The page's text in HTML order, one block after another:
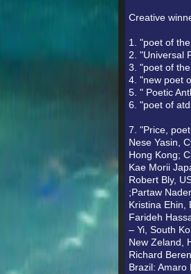
Creative
1. "poet of
2. "Universal
3. "poet of
4. "new poet
5. " Poetic
6. "poet of
7. "Price,
Nese Yasin,
Hong Kong;
Kae Morii
Robert Bly,
;Partaw
Kristina Ehin,
Farideh
– Yi, South
New Zeland,
Richard
Brazil: